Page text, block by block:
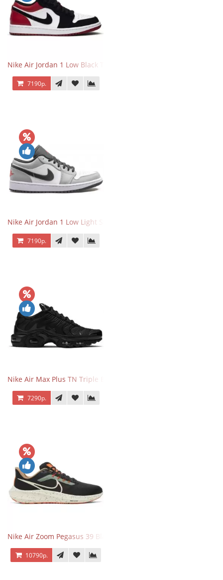
Nike Air Jordan 1 Low Black Toe
7190р.
Nike Air Jordan 1 Low Light Smoke Grey
7190р.
Nike Air Max Plus TN Triple Black
7290р.
Nike Air Zoom Pegasus 39 Black White Orange
10790р.